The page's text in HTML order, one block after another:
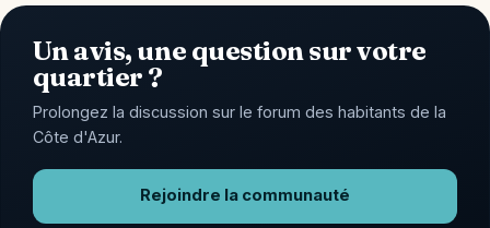
Un avis, une question sur votre
quartier ?
Prolongez la discussion sur le forum des habitants de la
Côte d'Azur.
Rejoindre la communauté